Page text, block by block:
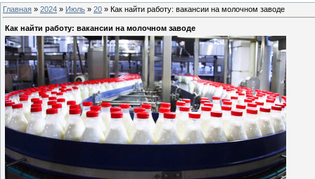
Главная » 2024 » Июль » 20 » Как найти работу: вакансии на молочном заводе
Как найти работу: вакансии на молочном заводе